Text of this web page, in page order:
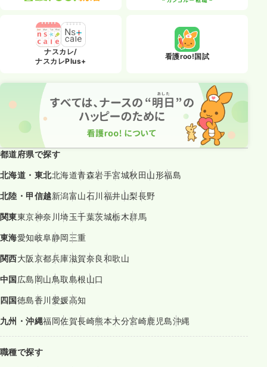
ナスカレ/
ナスカレPlus+
看護roo!国試
都道府県で探す
北海道・東北北海道青森岩手宮城秋田山形福島
北陸・甲信越新潟富山石川福井山梨長野
関東東京神奈川埼玉千葉茨城栃木群馬
東海愛知岐阜静岡三重
関西大阪京都兵庫滋賀奈良和歌山
中国広島岡山鳥取島根山口
四国徳島香川愛媛高知
九州・沖縄福岡佐賀長崎熊本大分宮崎鹿児島沖縄
職種で探す